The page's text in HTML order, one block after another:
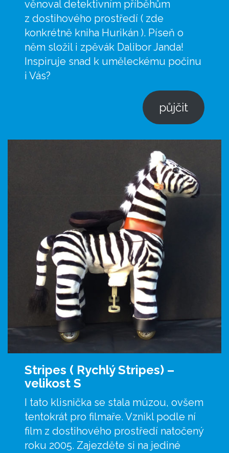
věnoval detektivním příběhům
z dostihového prostředí ( zde
konkrétně kniha Hurikán ). Píseň o
něm složil i zpěvák Dalibor Janda!
Inspiruje snad k uměleckému počinu
i Vás?
půjčit
Stripes ( Rychlý Stripes) –
velikost S
I tato klisnička se stala múzou, ovšem
tentokrát pro filmaře. Vznikl podle ní
film z dostihového prostředí natočený
roku 2005. Zajezděte si na jediné